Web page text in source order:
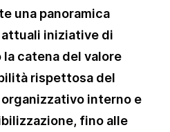
una panoramica
iniziative di
catena del valore
rispettosa del
interno e
fino alle